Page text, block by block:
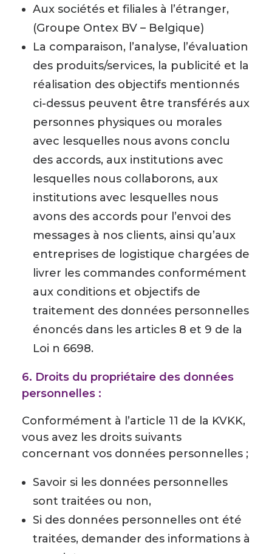
Aux sociétés et filiales à l’étranger,
(Groupe Ontex BV – Belgique)
La comparaison, l’analyse, l’évaluation
des produits/services, la publicité et la
réalisation des objectifs mentionnés
ci-dessus peuvent être transférés aux
personnes physiques ou morales
avec lesquelles nous avons conclu
des accords, aux institutions avec
lesquelles nous collaborons, aux
institutions avec lesquelles nous
avons des accords pour l’envoi des
messages à nos clients, ainsi qu’aux
entreprises de logistique chargées de
livrer les commandes conformément
aux conditions et objectifs de
traitement des données personnelles
énoncés dans les articles 8 et 9 de la
Loi n 6698.
6. Droits du propriétaire des données
personnelles :
Conformément à l’article 11 de la KVKK,
vous avez les droits suivants
concernant vos données personnelles ;
Savoir si les données personnelles
sont traitées ou non,
Si des données personnelles ont été
traitées, demander des informations à